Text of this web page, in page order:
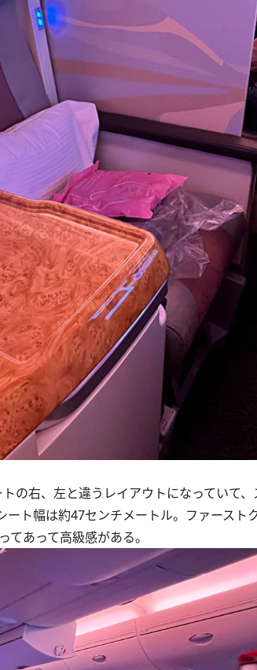
の右、左と違うレイアウトになっていて
ト幅は約47センチメートル。ファースト
あって高級感がある。